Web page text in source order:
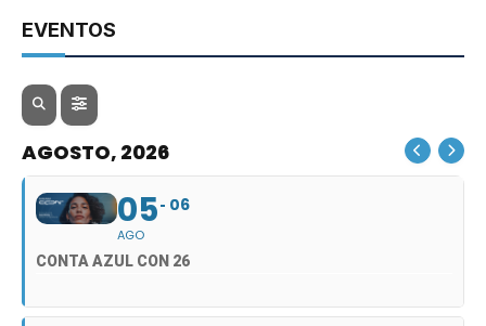
EVENTOS
AGOSTO, 2026
05
AGO
06
CONTA AZUL CON 26